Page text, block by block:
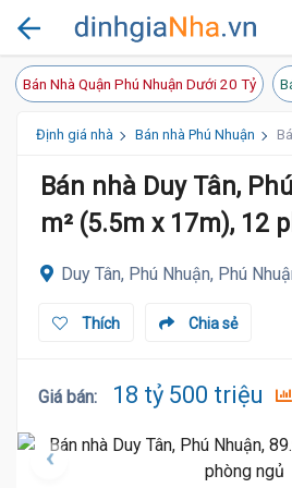
Bán Nhà Quận Phú Nhuận Dưới 20 Tỷ
Định giá nhà Bán nhà Phú Nhuận
Bán nhà Duy Tân,
m² (5.5m x 17m), 12
Duy Tân, Phú Nhuận, Phú
Chia sẻ
Thích
Giá bán: 18 tỷ 500 triệu